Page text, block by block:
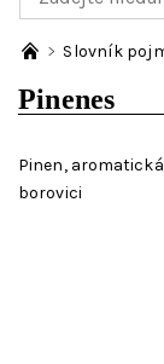
Slovník
Pinenes
Pinen,
borovici